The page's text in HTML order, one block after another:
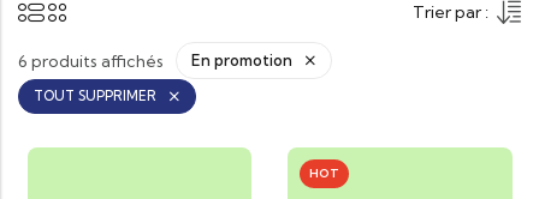
Trier par :
6 produits affichés En promotion
TOUT SUPPRIMER
HOT